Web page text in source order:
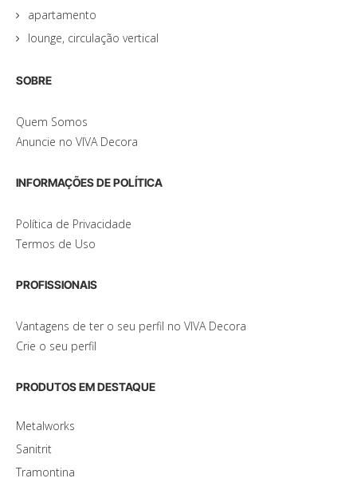
apartamento
lounge, circulação vertical
SOBRE
Quem Somos
Anuncie no VIVA Decora
INFORMAÇÕES DE POLÍTICA
Política de Privacidade
Termos de Uso
PROFISSIONAIS
Vantagens de ter o seu perfil no VIVA Decora
Crie o seu perfil
PRODUTOS EM DESTAQUE
Metalworks
Sanitrit
Tramontina